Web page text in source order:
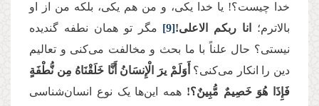
خدا چیست؟! یا خدا یکی، و من هم یکی، بلکه من از او
بالاترم؛
انا ربکم الاعلی![9] مگر تو همان نطفه گندیده
نیستی؟ حال علناً با ما بحث و مخالفت می‌کنی و تعالیم
دین را انکار می‌کنی؟ أَوَلَمْ یرَ الْإِنسَانُ أَنَّا خَلَقْنَاهُ مِن نُّطْفَةٍ
فَإِذَا هُوَ خَصِیمٌ مُّبِینٌ؟! همه این‌ها یک نوع انسان‌شناسی